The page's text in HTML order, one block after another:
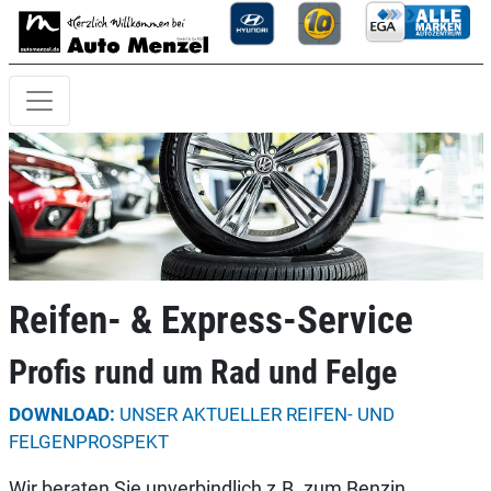
Reifen- & Express-Service
Profis rund um Rad und Felge
DOWNLOAD: UNSER AKTUELLER REIFEN- UND
FELGENPROSPEKT